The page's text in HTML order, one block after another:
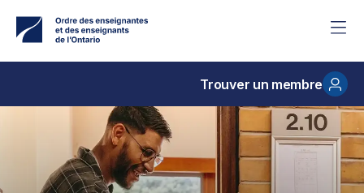
contenu
Trouver un membre